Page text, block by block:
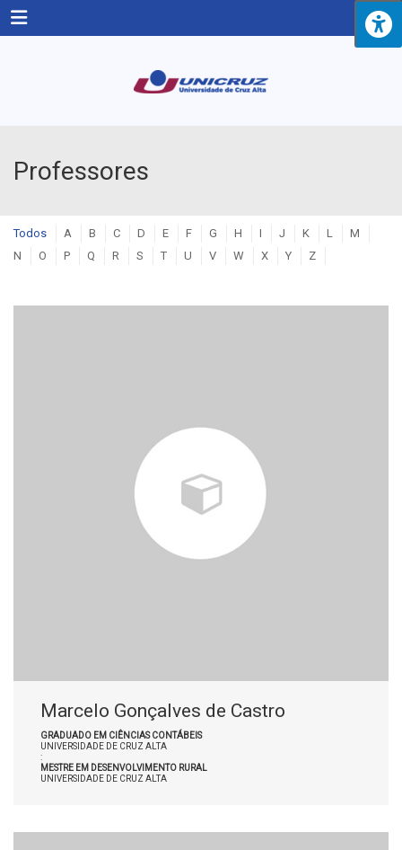
Menu
Professores
Todos A B C D E F G H I J K L
M
N
O P Q R S T U V W X Y Z
Marcelo Gonçalves de Castro
GRADUADO EM CIÊNCIAS CONTÁBEIS
UNIVERSIDADE DE CRUZ ALTA
:
MESTRE EM DESENVOLVIMENTO RURAL
UNIVERSIDADE DE CRUZ ALTA